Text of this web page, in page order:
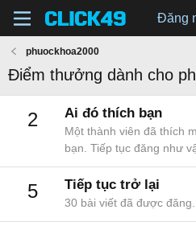
Đăng
phuockhoa2000
Điểm thưởng dành cho
2 Ai đó thích bạn
Một thành viên đã thích
bạn. Tiếp tục đăng như
5 Tiếp tục trở lại
30 bài viết đã được đăng.